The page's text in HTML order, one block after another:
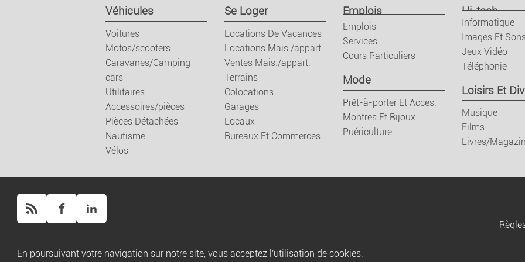
Véhicules
Voitures
Motos/scooters
Caravanes/Camping-
cars
Utilitaires
Accessoires/pièces
Pièces Détachées
Nautisme
Vélos
Se Loger
Locations De Vacances
Locations Mais./appart.
Ventes Mais./appart.
Terrains
Colocations
Garages
Locaux
Bureaux Et Commerces
Emplois
Emplois
Services
Cours Particuliers
Mode
Prêt-à-porter Et Acces.
Montres Et Bijoux
Puériculture
Hi-tech
Informatique
Images Et
Jeux Vidéo
Téléphonie
Loisirs Et
Musique
Films
Livres/
Copyright ©
Script PAG / Propulsé par Script PAG
En poursuivant votre navigation sur notre site, vous acceptez l'utilisation de cookies.